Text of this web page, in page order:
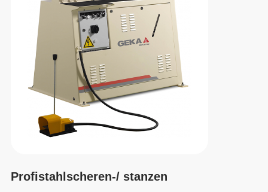
Profistahlscheren-/ stanzen